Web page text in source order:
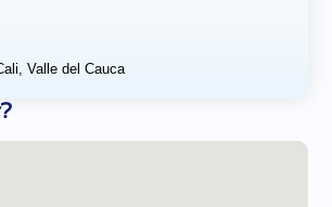
Valle del Cauca